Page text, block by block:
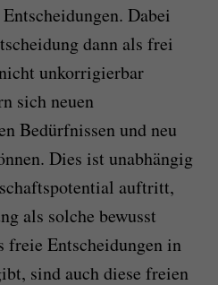
Dabei
dann als frei
unkorrigierbar
sich neuen
Bedürfnissen und neu
Dies ist unabhängig
auftritt,
als solche bewusst
freie Entscheidungen in
sind auch diese freien